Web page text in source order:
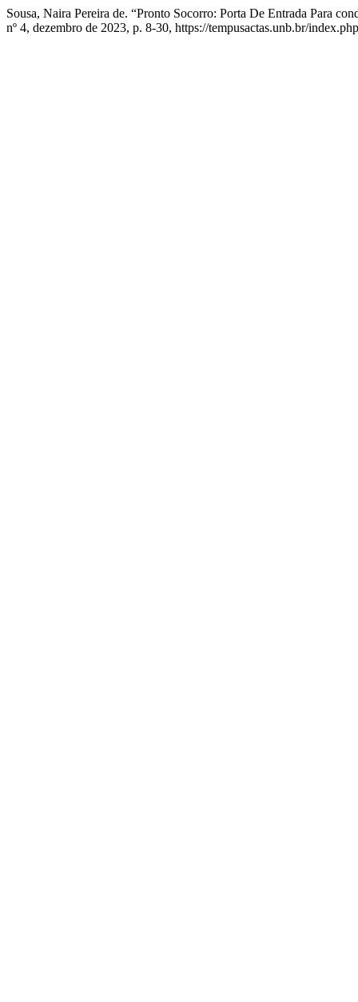
Sousa, Naira Pereira de. “Pronto Socorro: Porta De Entrada Para
nº 4, dezembro de 2023, p. 8-30, https://tempusactas.unb.br/